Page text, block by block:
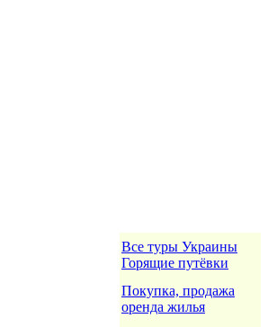
Все туры Украины
Горящие путёвки
Покупка, продажа
оренда жилья